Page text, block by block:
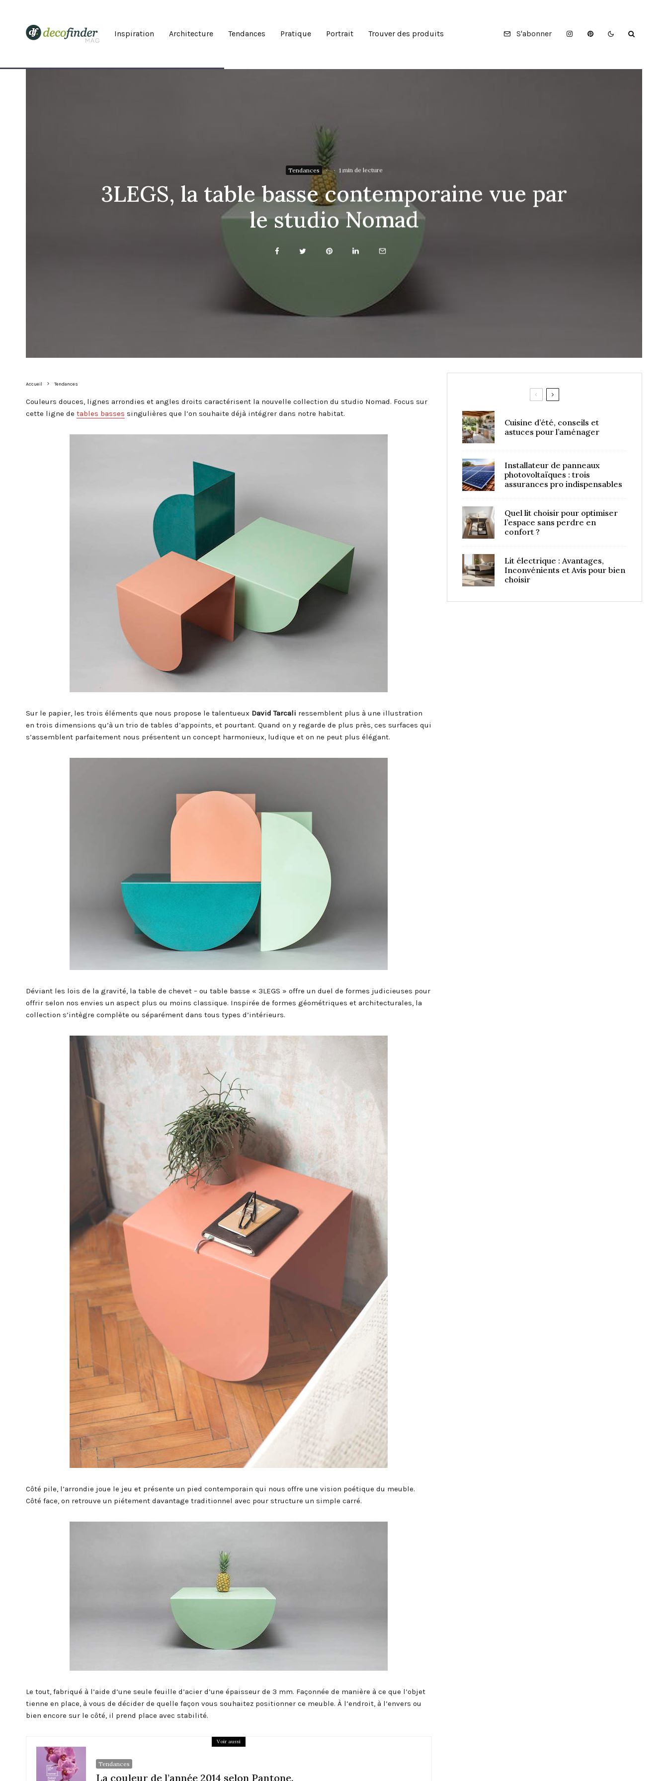
Inspiration Architecture Tendances Pratique Portrait Trouver des produits S'abonner
Tendances · · 1 min de lecture
3LEGS, la table basse contemporaine vue par
le studio Nomad
Accueil Tendances
Couleurs douces, lignes arrondies et angles droits caractérisent la nouvelle collection du studio Nomad. Focus sur
cette ligne de tables basses singulières que l’on souhaite déjà intégrer dans notre habitat.
Sur le papier, les trois éléments que nous propose le talentueux David Tarcali ressemblent plus à une illustration
en trois dimensions qu’à un trio de tables d’appoints, et pourtant. Quand on y regarde de plus près, ces surfaces qui
s’assemblent parfaitement nous présentent un concept harmonieux, ludique et on ne peut plus élégant.
Déviant les lois de la gravité, la table de chevet – ou table basse « 3LEGS » offre un duel de formes judicieuses pour
offrir selon nos envies un aspect plus ou moins classique. Inspirée de formes géométriques et architecturales, la
collection s’intègre complète ou séparément dans tous types d’intérieurs.
Côté pile, l’arrondie joue le jeu et présente un pied contemporain qui nous offre une vision poétique du meuble.
Côté face, on retrouve un piétement davantage traditionnel avec pour structure un simple carré.
Le tout, fabriqué à l’aide d’une seule feuille d’acier d’une épaisseur de 3 mm. Façonnée de manière à ce que l’objet
tienne en place, à vous de décider de quelle façon vous souhaitez positionner ce meuble. À l’endroit, à l’envers ou
bien encore sur le côté, il prend place avec stabilité.
Voir aussi
Tendances
La couleur de l’année 2014 selon Pantone.
Cuisine d’été, conseils et
astuces pour l’aménager
Installateur de panneaux
photovoltaïques : trois
assurances pro indispensables
Quel lit choisir pour optimiser
l’espace sans perdre en
confort ?
Lit électrique : Avantages,
Inconvénients et Avis pour bien
choisir